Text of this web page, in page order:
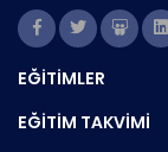
EĞİTİMLER
EĞİTİM TAKVİMİ